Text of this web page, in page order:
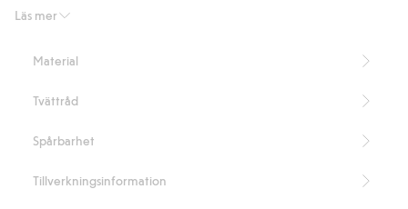
Läs mer
Artikelnummer
Material
Tvättråd
Spårbarhet
Tillverkningsinformation